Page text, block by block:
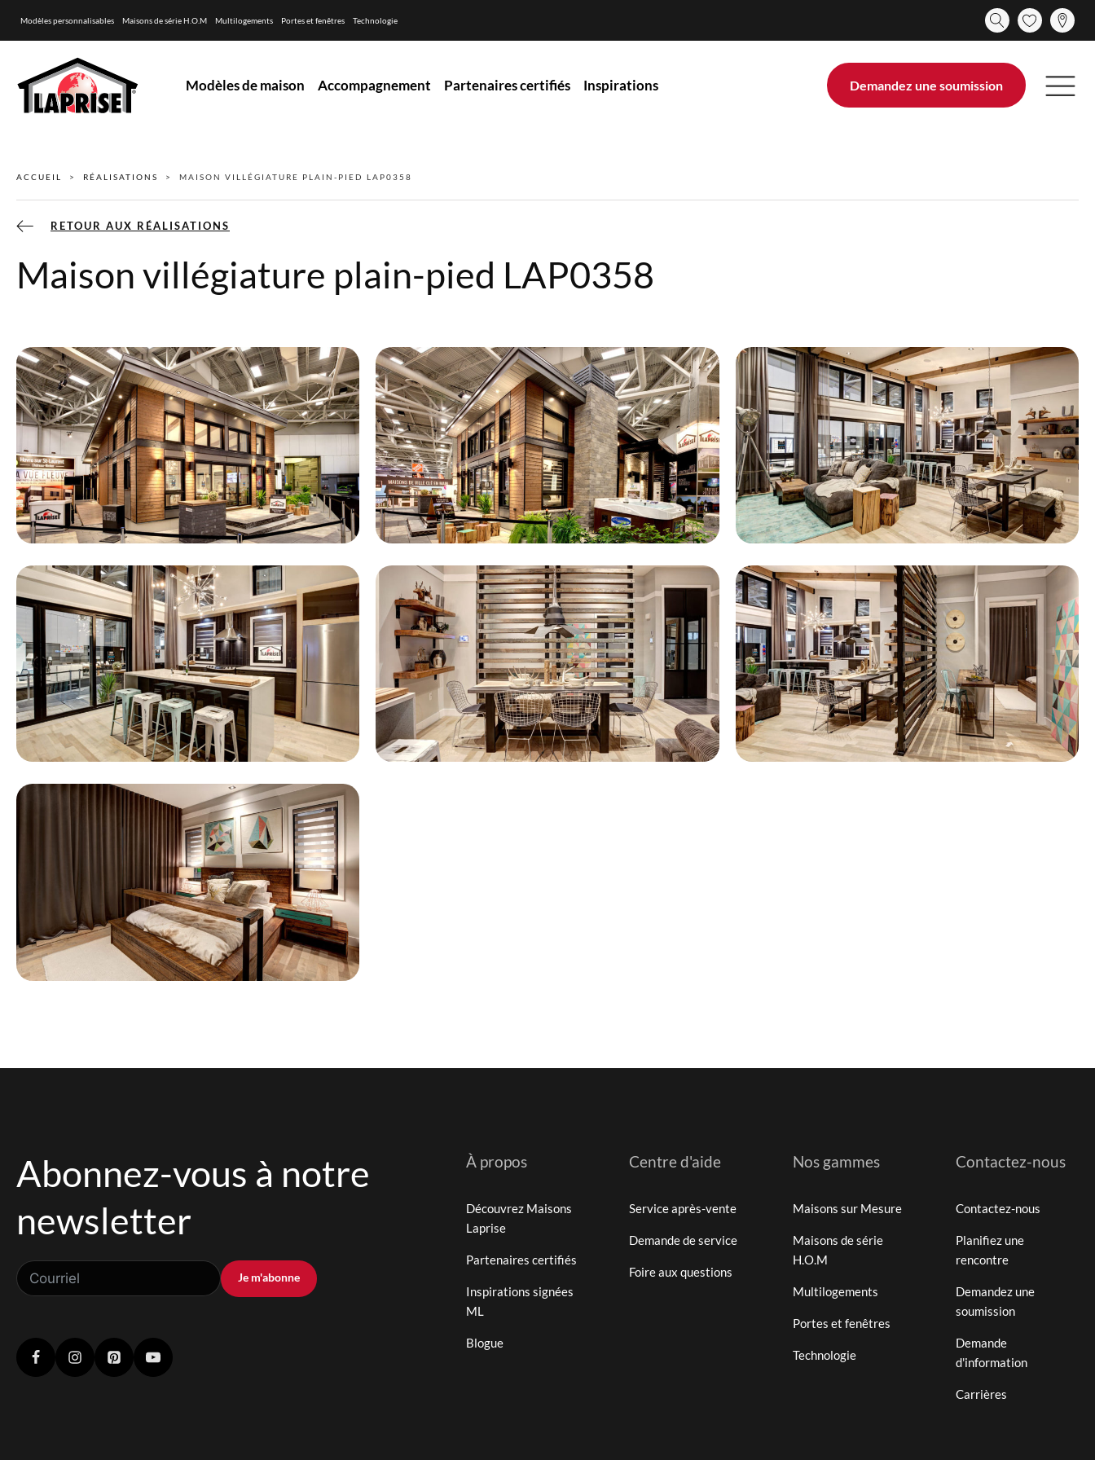
Modèles personnalisables Maisons de série H.O.M Multilogements Portes et fenêtres Technologie
Modèles de maison Accompagnement Partenaires certifiés Inspirations Demandez une soumission
ACCUEIL RÉALISATIONS MAISON VILLÉGIATURE PLAIN-PIED LAP0358
RETOUR AUX RÉALISATIONS
Maison villégiature plain-pied LAP0358
Abonnez-vous à notre
newsletter
Je m'abonne
À propos
Découvrez Maisons
Laprise
Partenaires certifiés
Inspirations signées
ML
Blogue
Centre d'aide
Service après-vente
Demande de service
Foire aux questions
Nos gammes
Maisons sur Mesure
Maisons de série
H.O.M
Multilogements
Portes et fenêtres
Technologie
Contactez-nous
Contactez-nous
Planifiez une
rencontre
Demandez une
soumission
Demande
d'information
Carrières